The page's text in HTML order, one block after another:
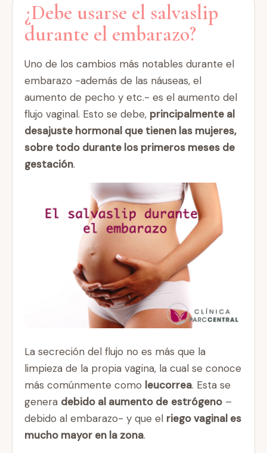
¿Debe usarse el salvaslip
durante el embarazo?
Uno de los cambios más notables durante el
embarazo -además de las náuseas, el
aumento de pecho y etc.- es el aumento del
flujo vaginal. Esto se debe, principalmente al
desajuste hormonal que tienen las mujeres,
sobre todo durante los primeros meses de
gestación.
La secreción del flujo no es más que la
limpieza de la propia vagina, la cual se conoce
más comúnmente como leucorrea. Esta se
genera debido al aumento de estrógeno –
debido al embarazo- y que el riego vaginal es
mucho mayor en la zona.